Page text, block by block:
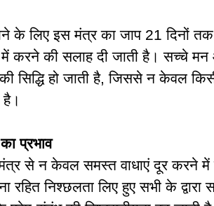
के लिए इस मंत्र का जाप 21 दिनों
में करने की सलाह दी जाती है। सच्चे
सिद्धि हो जाती है, जिससे न केवल
प्रभाव
से न केवल समस्त वाधाएं दूर करने में
रहित निश्छलता लिए हुए सभी के द्वारा